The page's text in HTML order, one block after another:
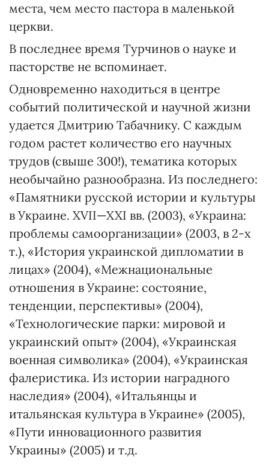
места, чем место пастора в маленькой
церкви.
В последнее время Турчинов о науке и
пасторстве не вспоминает.
Одновременно находиться в центре
событий политической и научной жизни
удается Дмитрию Табачнику. С каждым
годом растет количество его научных
трудов (свыше 300!), тематика которых
необычайно разнообразна. Из последнего:
«Памятники русской истории и культуры
в Украине. XVII—XXI вв. (2003), «Украина:
проблемы самоорганизации» (2003, в 2-х
т.), «История украинской дипломатии в
лицах» (2004), «Межнациональные
отношения в Украине: состояние,
тенденции, перспективы» (2004),
«Технологические парки: мировой и
украинский опыт» (2004), «Украинская
военная символика» (2004), «Украинская
фалеристика. Из истории наградного
наследия» (2004), «Итальянцы и
итальянская культура в Украине» (2005),
«Пути инновационного развития
Украины» (2005) и т.д.